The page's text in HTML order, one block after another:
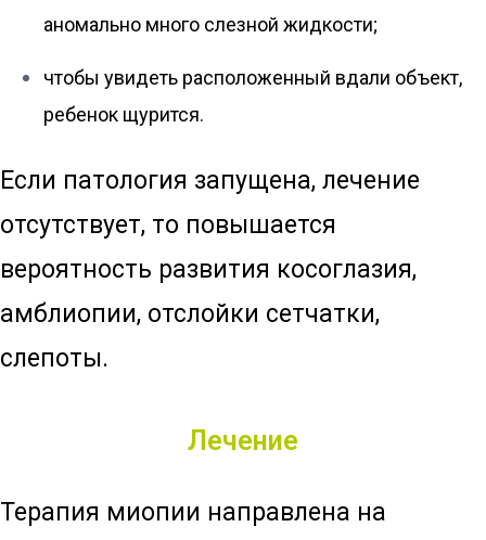
аномально много слезной жидкости;
чтобы увидеть расположенный вдали объект,
ребенок щурится.
Если патология запущена, лечение
отсутствует, то повышается
вероятность развития косоглазия,
амблиопии, отслойки сетчатки,
слепоты.
Лечение
Терапия миопии направлена на